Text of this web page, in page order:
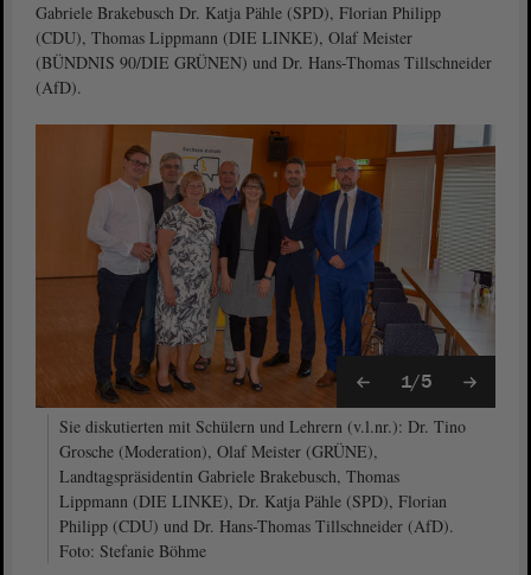
Gabriele Brakebusch Dr. Katja Pähle (SPD), Florian Philipp
(CDU), Thomas Lippmann (DIE LINKE), Olaf Meister
(BÜNDNIS 90/DIE GRÜNEN) und Dr. Hans-Thomas Tillschneider
(AfD).
1/5
Sie diskutierten mit Schülern und Lehrern (v.l.nr.): Dr. Tino
Grosche (Moderation), Olaf Meister (GRÜNE),
Landtagspräsidentin Gabriele Brakebusch, Thomas
Lippmann (DIE LINKE), Dr. Katja Pähle (SPD), Florian
Philipp (CDU) und Dr. Hans-Thomas Tillschneider (AfD).
Foto: Stefanie Böhme